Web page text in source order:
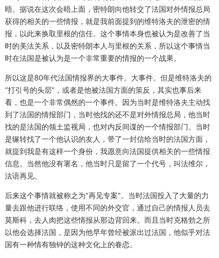
晤。据说在这次会晤上面，密特朗向他转交了法国对外情报总局
获得的相关的一些情报，就是我前面提到的维特洛夫的泄密的情
报，以此来换取里根的信任。这个事情本身也被认为是改善了当
时的美法关系，以及密特朗本人与里根的关系，所以这个事情当
时在法国是被认为是一个非常重要的情报的一个战果。
所以这是80年代法国情报界的大事件。大事件。但是维特洛夫的
“打引号的头层”，或者是他被法国方面的策反，其实也事后来
看，也是一个非常偶然的一个事件。因为当时是维特洛夫主动找
到了法国的情报部门，当时他找的还不是对外情报总局，他当时
找的是法国的领土监视局，也对内反间谍的一个情报部门。当时
是辗转找了一个他认识的友人，带了一封信给当时的法国方面，
就提到我是有这样一个身份，我愿意向法国提供相关的一些情报
信息。当然他没有署名，他当时只是留了一个代号，叫法维尔，
法语再见。
后来这个事情就被称之为“再见专案”。当时法国投入了大量的力
量去跟他进行联络，使用不同的外交官，通过自己的情报人员去
莫斯科，去人肉把这些情报从那边背回来。而且当时克格勃之所
以他会选择法国，是因为他早年曾经被派出过法国，他似乎对法
国有一种情有独钟的这种文化上的眷恋。